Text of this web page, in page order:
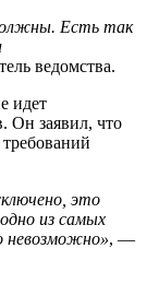
Есть так
ведомства.
идет
Он заявил, что
это
из самых
, —